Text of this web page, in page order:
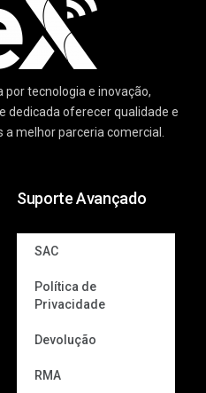
por tecnologia e inovação,
dedicada oferecer qualidade e
melhor parceria comercial.
Suporte Avançado
SAC
Política de
Privacidade
Devolução
RMA